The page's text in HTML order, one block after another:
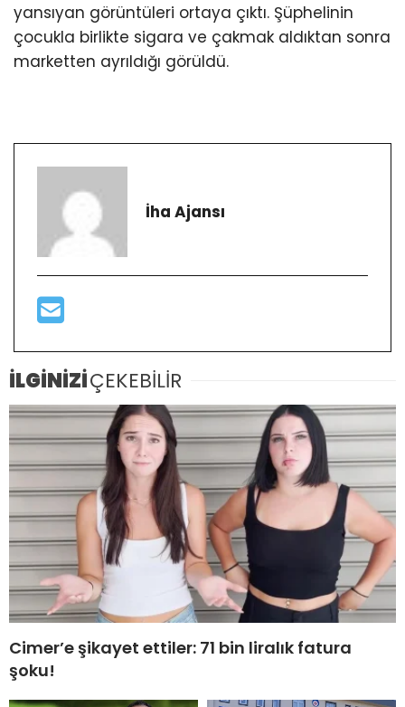
yansıyan görüntüleri ortaya çıktı. Şüphelinin
çocukla birlikte sigara ve çakmak aldıktan sonra
marketten ayrıldığı görüldü.
İha Ajansı
İLGİNİZİÇEKEBİLİR
Cimer’e şikayet ettiler: 71 bin liralık fatura
şoku!